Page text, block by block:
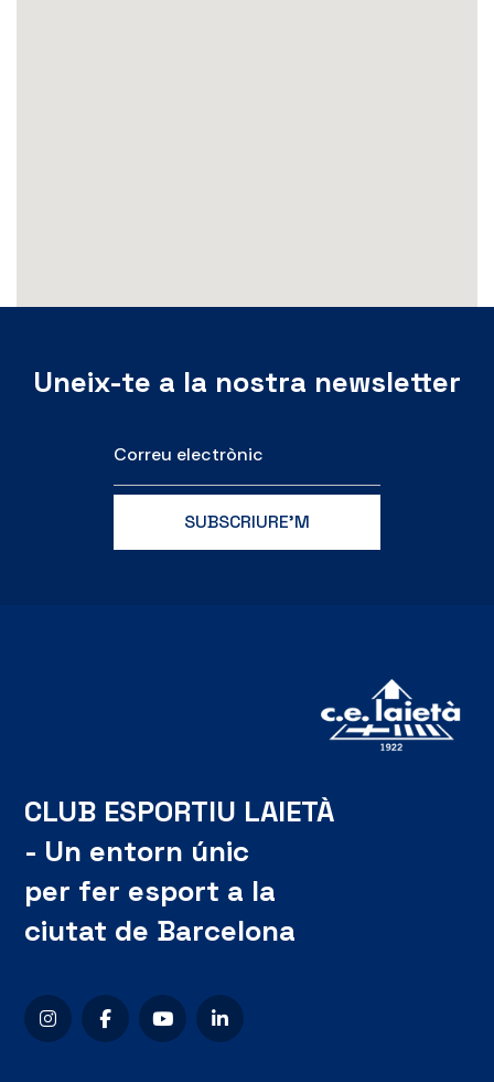
Uneix-te a la nostra newsletter
CLUB ESPORTIU LAIETÀ
- Un entorn únic
per fer esport a la
ciutat de Barcelona